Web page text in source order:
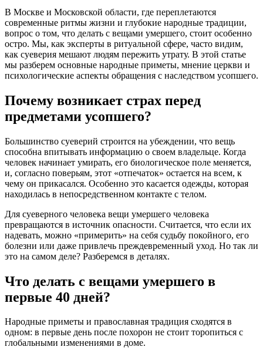
В Москве и Московской области, где переплетаются
современные ритмы жизни и глубокие народные традиции,
вопрос о том, что делать с вещами умершего, стоит особенно
остро. Мы, как эксперты в ритуальной сфере, часто видим,
как суеверия мешают людям пережить утрату. В этой статье
мы разберем основные народные приметы, мнение церкви и
психологические аспекты обращения с наследством усопшего.
Почему возникает страх перед
предметами усопшего?
Большинство суеверий строится на убеждении, что вещь
способна впитывать информацию о своем владельце. Когда
человек начинает умирать, его биологическое поле меняется,
и, согласно поверьям, этот «отпечаток» остается на всем, к
чему он прикасался. Особенно это касается одежды, которая
находилась в непосредственном контакте с телом.
Для суеверного человека вещи умершего человека
превращаются в источник опасности. Считается, что если их
надевать, можно «примерить» на себя судьбу покойного, его
болезни или даже привлечь преждевременный уход. Но так ли
это на самом деле? Разберемся в деталях.
Что делать с вещами умершего в
первые 40 дней?
Народные приметы и православная традиция сходятся в
одном: в первые день после похорон не стоит торопиться с
глобальными изменениями в доме.